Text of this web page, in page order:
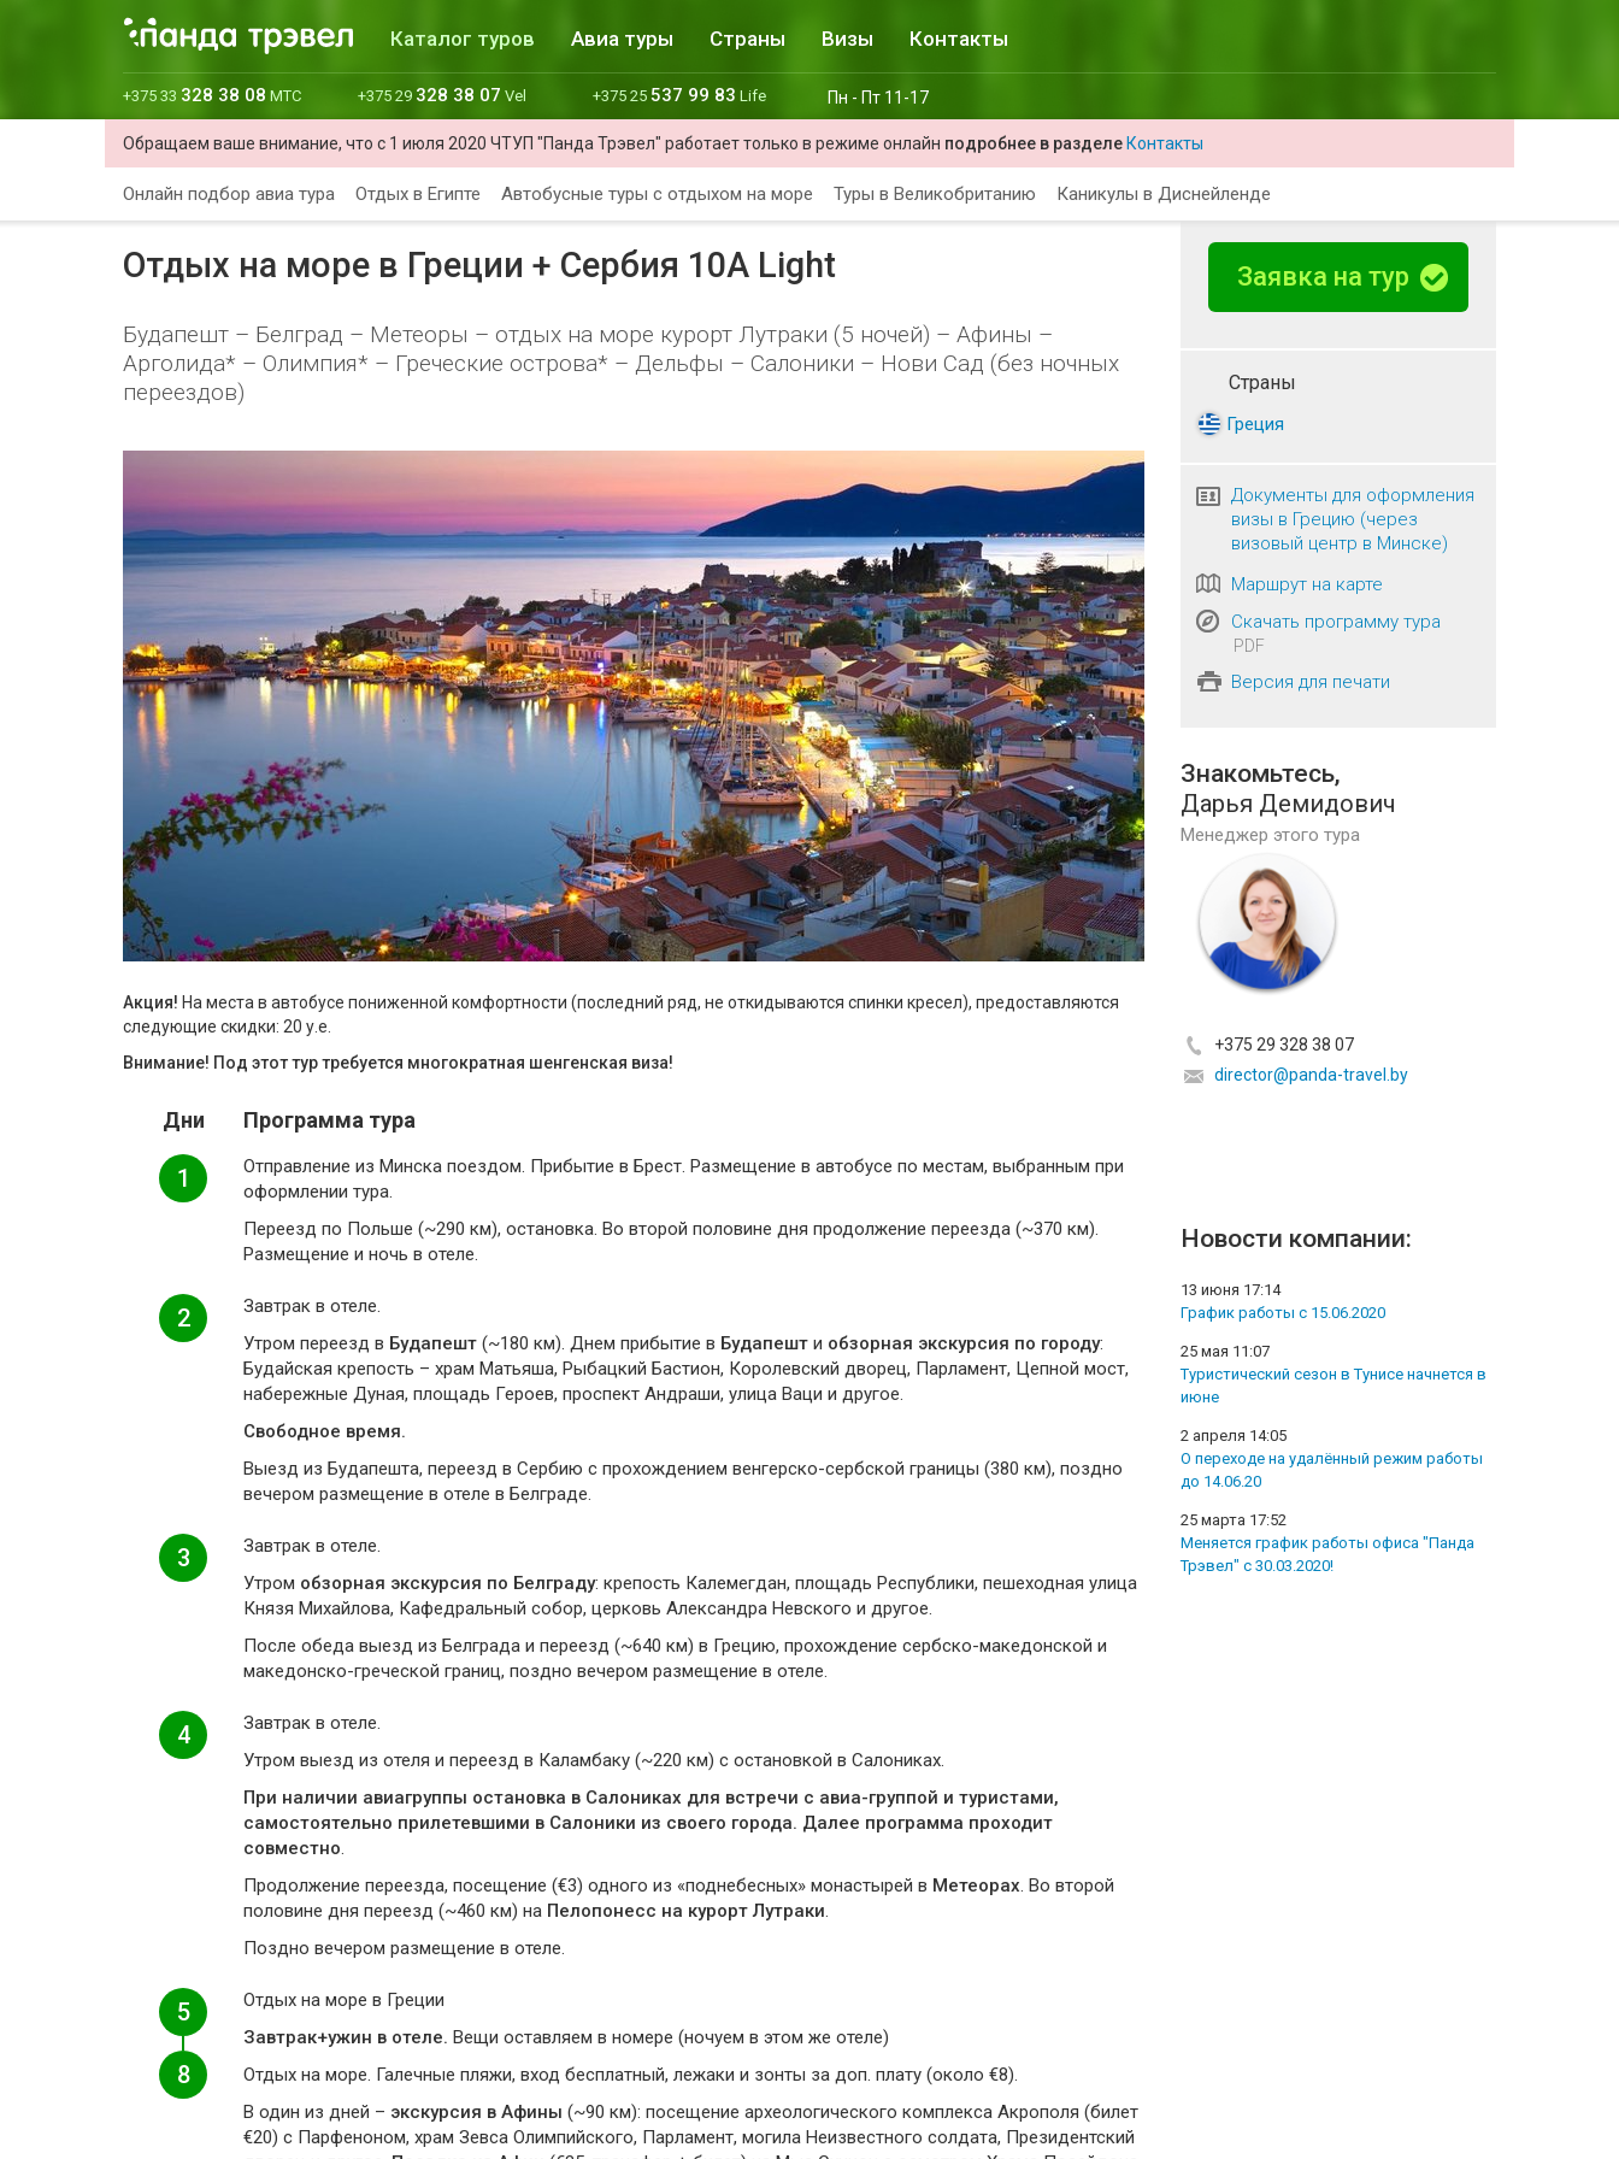
Каталог туров Авиа туры Страны Визы Контакты
+375 33 328 38 08 МТС +375 29 328 38 07 Vel +375 25 537 99 83 Life Пн - Пт 11-17
Обращаем ваше внимание, что с 1 июля 2020 ЧТУП "Панда Трэвел" работает только в режиме онлайн подробнее в разделе Контакты
Онлайн подбор авиа тура Отдых в Египте Автобусные туры с отдыхом на море Туры в Великобританию Каникулы в Диснейленде
Отдых на море в Греции + Сербия 10A Light
Будапешт – Белград – Метеоры – отдых на море курорт Лутраки (5 ночей) – Афины –
Арголида* – Олимпия* – Греческие острова* – Дельфы – Салоники – Нови Сад (без ночных
переездов)
Акция! На места в автобусе пониженной комфортности (последний ряд, не откидываются спинки кресел), предоставляются
следующие скидки: 20 у.е.
Внимание! Под этот тур требуется многократная шенгенская виза!
Дни Программа тура
1
Отправление из Минска поездом. Прибытие в Брест. Размещение в автобусе по местам, выбранным при
оформлении тура.
Переезд по Польше (~290 км), остановка. Во второй половине дня продолжение переезда (~370 км).
Размещение и ночь в отеле.
2
Завтрак в отеле.
Утром переезд в Будапешт (~180 км). Днем прибытие в Будапешт и обзорная экскурсия по городу:
Будайская крепость – храм Матьяша, Рыбацкий Бастион, Королевский дворец, Парламент, Цепной мост,
набережные Дуная, площадь Героев, проспект Андраши, улица Ваци и другое.
Свободное время.
Выезд из Будапешта, переезд в Сербию с прохождением венгерско-сербской границы (380 км), поздно
вечером размещение в отеле в Белграде.
3
Завтрак в отеле.
Утром обзорная экскурсия по Белграду: крепость Калемегдан, площадь Республики, пешеходная улица
Князя Михайлова, Кафедральный собор, церковь Александра Невского и другое.
После обеда выезд из Белграда и переезд (~640 км) в Грецию, прохождение сербско-македонской и
македонско-греческой границ, поздно вечером размещение в отеле.
4
Завтрак в отеле.
Утром выезд из отеля и переезд в Каламбаку (~220 км) с остановкой в Салониках.
При наличии авиагруппы остановка в Салониках для встречи с авиа-группой и туристами,
самостоятельно прилетевшими в Салоники из своего города. Далее программа проходит
совместно.
Продолжение переезда, посещение (€3) одного из «поднебесных» монастырей в Метеорах. Во второй
половине дня переезд (~460 км) на Пелопонесс на курорт Лутраки.
Поздно вечером размещение в отеле.
5
8
Отдых на море в Греции
Завтрак+ужин в отеле. Вещи оставляем в номере (ночуем в этом же отеле)
Отдых на море. Галечные пляжи, вход бесплатный, лежаки и зонты за доп. плату (около €8).
В один из дней – экскурсия в Афины (~90 км): посещение археологического комплекса Акрополя (билет
€20) с Парфеноном, храм Зевса Олимпийского, Парламент, могила Неизвестного солдата, Президентский
Заявка на тур
Страны
Греция
Документы для оформления
визы в Грецию (через
визовый центр в Минске)
Маршрут на карте
Скачать программу тура
PDF
Версия для печати
Знакомьтесь,
Дарья Демидович
Менеджер этого тура
+375 29 328 38 07
director@panda-travel.by
Новости компании:
13 июня 17:14
График работы с 15.06.2020
25 мая 11:07
Туристический сезон в Тунисе начнется в
июне
2 апреля 14:05
О переходе на удалённый режим работы
до 14.06.20
25 марта 17:52
Меняется график работы офиса "Панда
Трэвел" с 30.03.2020!